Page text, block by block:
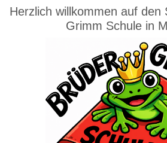
Herzlich willkommen auf den
Grimm Schule in